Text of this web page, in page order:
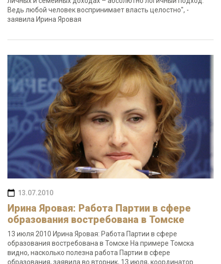
Ведь любой человек воспринимает власть целостно", -
заявила Ирина Яровая
13.07.2010
Ирина Яровая: Работа Партии в сфере
образования востребована в Томске
13 июля 2010 Ирина Яровая: Работа Партии в сфере
образования востребована в Томске На примере Томска
видно, насколько полезна работа Партии в сфере
образования, заявила во вторник, 13 июля, координатор